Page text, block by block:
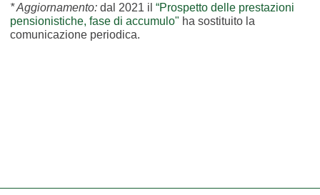
* Aggiornamento: dal 2021 il “Prospetto delle prestazioni
pensionistiche, fase di accumulo" ha sostituito la
comunicazione periodica.